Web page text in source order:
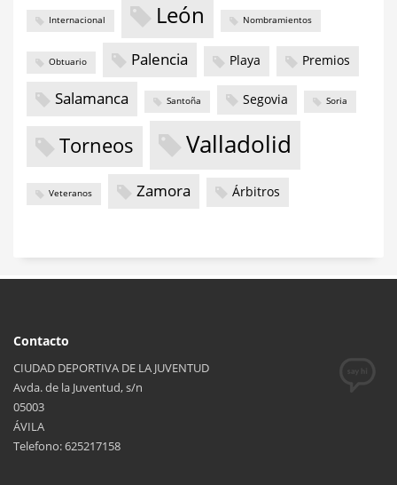
Internacional León Nombramientos
Obtuario Palencia Playa Premios
Salamanca Santoña Segovia Soria
Torneos Valladolid
Veteranos Zamora Árbitros
Contacto
CIUDAD DEPORTIVA DE LA JUVENTUD
Avda. de la Juventud, s/n
05003
ÁVILA
Telefono: 625217158